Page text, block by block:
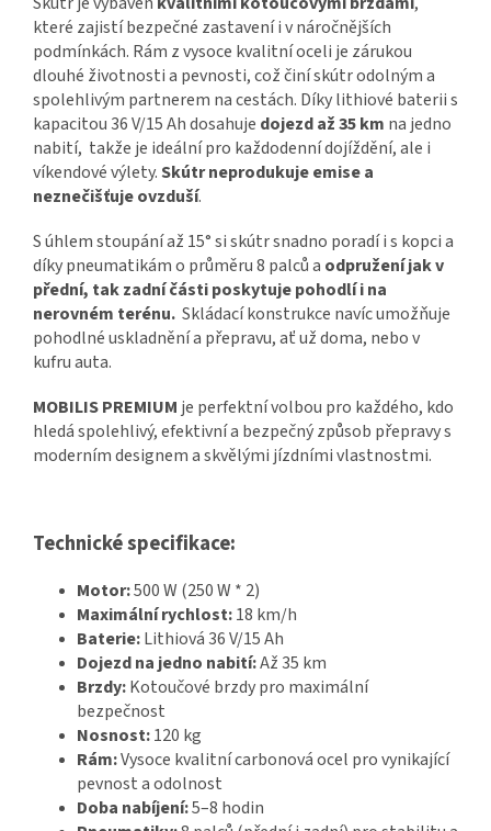
které zajistí bezpečné zastavení i v náročnějších
podmínkách. Rám z vysoce kvalitní oceli je zárukou
dlouhé životnosti a pevnosti, což činí skútr odolným a
spolehlivým partnerem na cestách. Díky lithiové baterii s
kapacitou 36 V/15 Ah dosahuje dojezd až 35km na jedno
nabití, takže je ideální pro každodenní dojíždění, ale i
víkendové výlety.Skútr neprodukuje emise a
neznečišťuje ovzduší.
S úhlem stoupání až 15° si skútr snadno poradí i s kopci a
díky pneumatikám o průměru 8 palců a odpružení jak v
přední, tak zadní části poskytuje pohodlí i na
nerovném terénu. Skládací konstrukce navíc umožňuje
pohodlné uskladnění a přepravu, ať už doma, nebo v
kufru auta.
MOBILIS PREMIUM je perfektní volbou pro každého, kdo
hledá spolehlivý, efektivní a bezpečný způsob přepravy s
moderním designem a skvělými jízdními vlastnostmi.
Technické specifikace:
Motor:500 W (250 W * 2)
Maximální rychlost:18 km/h
Baterie:Lithiová 36 V/15 Ah
Dojezd na jedno nabití:Až 35 km
Brzdy:Kotoučové brzdy pro maximální
bezpečnost
Nosnost:120 kg
Rám:Vysoce kvalitní carbonová ocel pro vynikající
pevnost a odolnost
Doba nabíjení:5–8 hodin